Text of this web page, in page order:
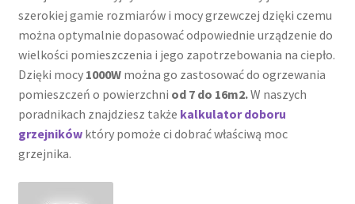
szerokiej gamie rozmiarów i mocy grzewczej dzięki czemu
można optymalnie dopasować odpowiednie urządzenie do
wielkości pomieszczenia i jego zapotrzebowania na ciepło.
Dzięki mocy 1000Wmożna go zastosować do ogrzewania
pomieszczeń o powierzchni od 7 do 16m2.W naszych
poradnikach znajdziesz także kalkulator doboru
grzejnikówktóry pomoże ci dobrać właściwą moc
grzejnika.